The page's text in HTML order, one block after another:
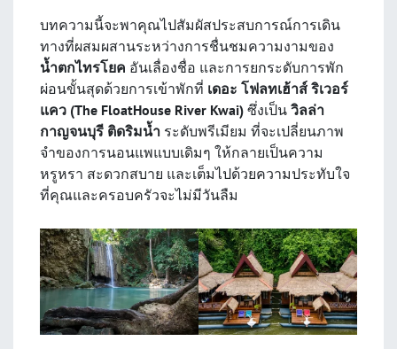
บทความนี้จะพาคุณไปสัมผัสประสบการณ์การเดิน
ทางที่ผสมผสานระหว่างการชื่นชมความงามของ
น้ำตกไทรโยค อันเลื่องชื่อ และการยกระดับการพัก
ผ่อนขั้นสุดด้วยการเข้าพักที่ เดอะ โฟลทเฮ้าส์ ริเวอร์
แคว (The FloatHouse River Kwai) ซึ่งเป็น วิลล่า
กาญจนบุรี ติดริมน้ำ ระดับพรีเมียม ที่จะเปลี่ยนภาพ
จำของการนอนแพแบบเดิมๆ ให้กลายเป็นความ
หรูหรา สะดวกสบาย และเต็มไปด้วยความประทับใจ
ที่คุณและครอบครัวจะไม่มีวันลืม